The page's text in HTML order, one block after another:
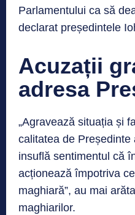
Parlamentului ca să
declarat președintele
Acuzații
adresa
„Agravează situația și
calitatea de
insuflă sentimentul că
acționează împotriva
maghiară”, au mai
maghiarilor.